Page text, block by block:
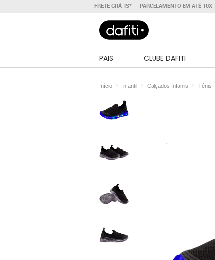
FRETE GRÁTIS* PARCELAMENTO EM ATÉ 10X
PAIS CLUBE DAFITI
Início Infantil Calçados Infantis Tênis